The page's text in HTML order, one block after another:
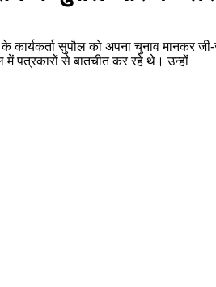
कार्यकर्ता सुपौल को अपना चुनाव
पत्रकारों से बातचीत कर रहे थे। उन्हों